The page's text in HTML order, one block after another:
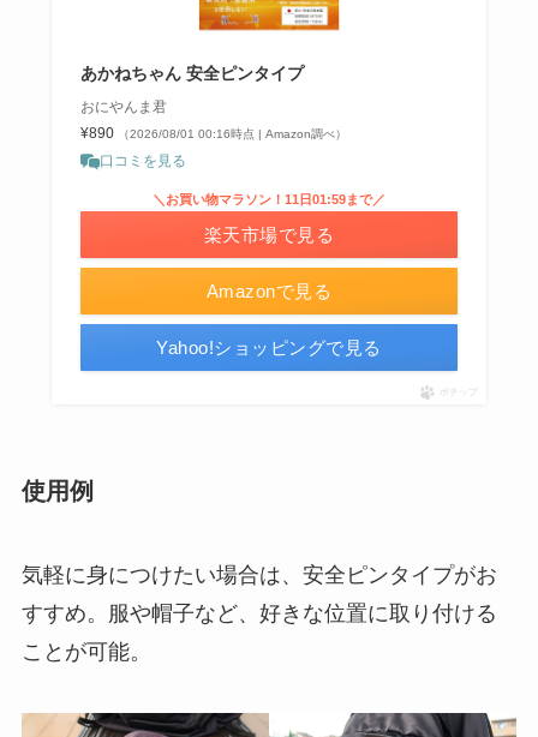
あかねちゃん 安全ピンタイプ
おにやんま君
¥890
（2026/08/01 00:16時点 | Amazon調べ）
口コミを見る
Amazonで見る
＼お買い物マラソン！11日01:59まで／
楽天市場で見る
Yahoo!ショッピングで見る
ポチップ
使用例
気軽に身につけたい場合は、安全ピンタイプがお
すすめ。服や帽子など、好きな位置に取り付ける
ことが可能。